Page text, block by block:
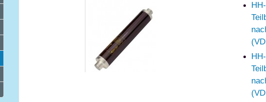
HH-
HH-